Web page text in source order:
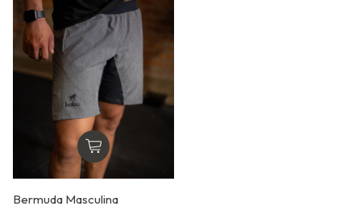
Bermuda Masculina